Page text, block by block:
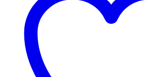
varesiden